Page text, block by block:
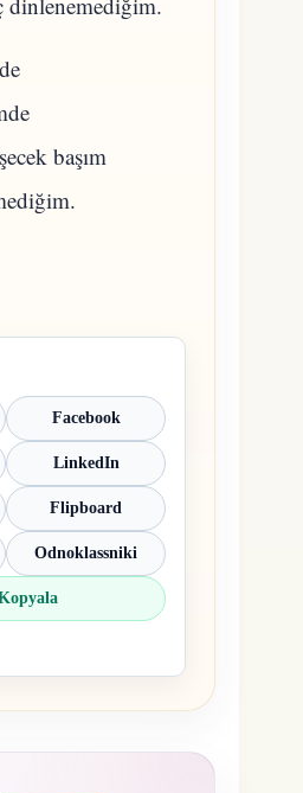
başım
Facebook
LinkedIn
Flipboard
Odnoklassniki